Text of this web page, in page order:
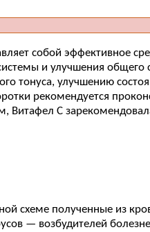
собой эффективное
и улучшения общего
тонуса, улучшению
рекомендуется
С
схеме полученные из
— возбудителей